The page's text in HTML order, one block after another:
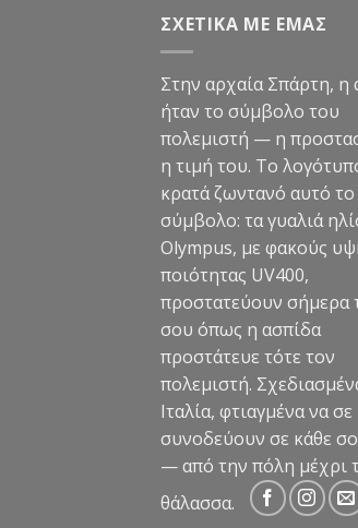
ΣΧΕΤΙΚΑ ΜΕ ΕΜΑΣ
Στην αρχαία Σπάρτη, η
ήταν το σύμβολο του
πολεμιστή — η
η τιμή του. Το
κρατά ζωντανό αυτό το
σύμβολο: τα γυαλιά
Olympus, με φακούς
ποιότητας UV400,
προστατεύουν σήμερα
σου όπως η ασπίδα
προστάτευε τότε τον
πολεμιστή.
Ιταλία, φτιαγμένα να σε
συνοδεύουν σε κάθε
— από την πόλη μέχρι
θάλασσα.